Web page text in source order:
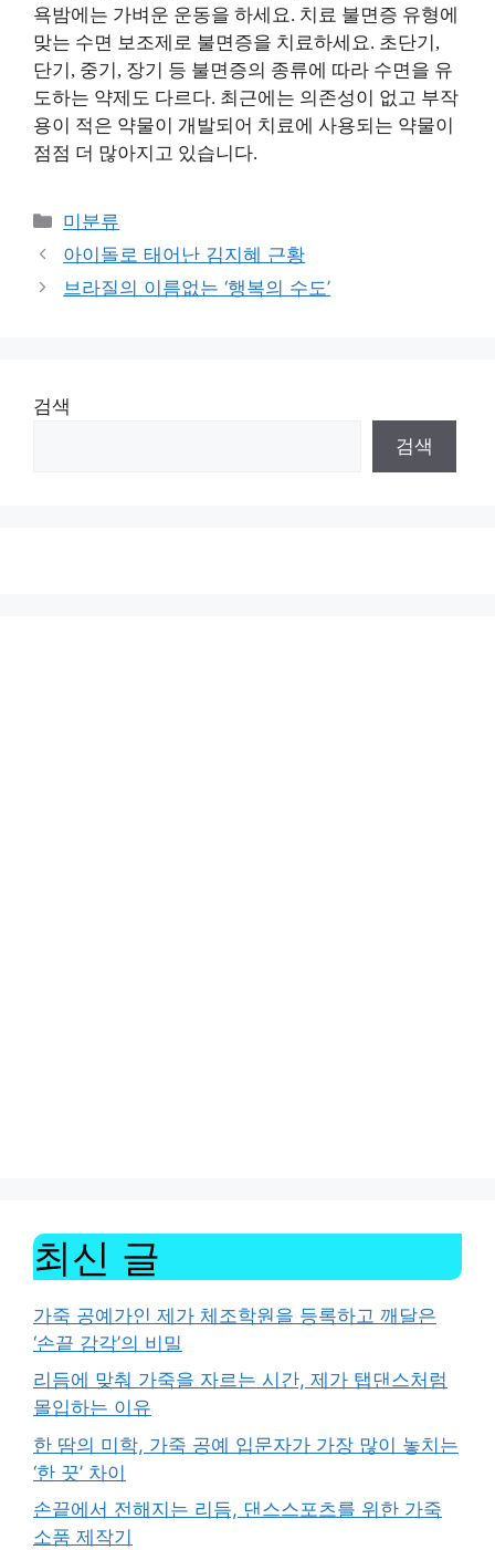
욕밤에는 가벼운 운동을 하세요. 치료 불면증 유형에
맞는 수면 보조제로 불면증을 치료하세요. 초단기,
단기, 중기, 장기 등 불면증의 종류에 따라 수면을 유
도하는 약제도 다르다. 최근에는 의존성이 없고 부작
용이 적은 약물이 개발되어 치료에 사용되는 약물이
점점 더 많아지고 있습니다.
Categories
미분류
아이돌로 태어난 김지혜 근황
브라질의 이름없는 ‘행복의 수도’
검색
검색
최신 글
가죽 공예가인 제가 체조학원을 등록하고 깨달은
‘손끝 감각’의 비밀
리듬에 맞춰 가죽을 자르는 시간, 제가 탭댄스처럼
몰입하는 이유
한 땀의 미학, 가죽 공예 입문자가 가장 많이 놓치는
‘한 끗’ 차이
손끝에서 전해지는 리듬, 댄스스포츠를 위한 가죽
소품 제작기